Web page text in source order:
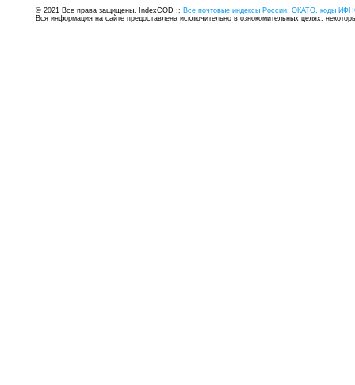
© 2021 Все права защищены. IndexCOD :: Все почтовые индексы России, ОКАТО, коды
Вся информация на сайте предоставлена исключительно в ознокомительных целях,